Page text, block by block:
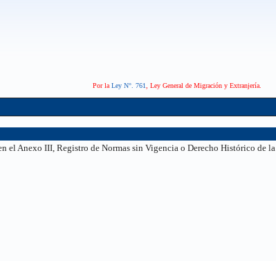
Por la Ley N°. 761 , Ley General de Migración y Extranjería.
el Anexo III, Registro de Normas sin Vigencia o Derecho Histórico de